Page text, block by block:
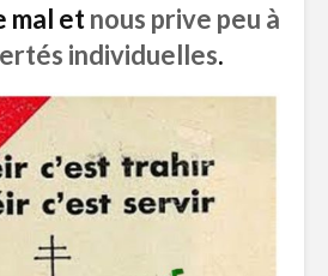
mal etnous prive peu à
individuelles.